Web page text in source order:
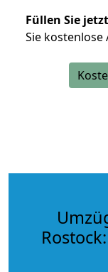
Füllen Sie
Sie kostenlose